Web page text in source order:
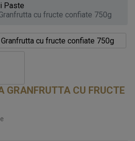
Paste
cu fructe confiate 750g
GRANFRUTTA CU FRUCTE